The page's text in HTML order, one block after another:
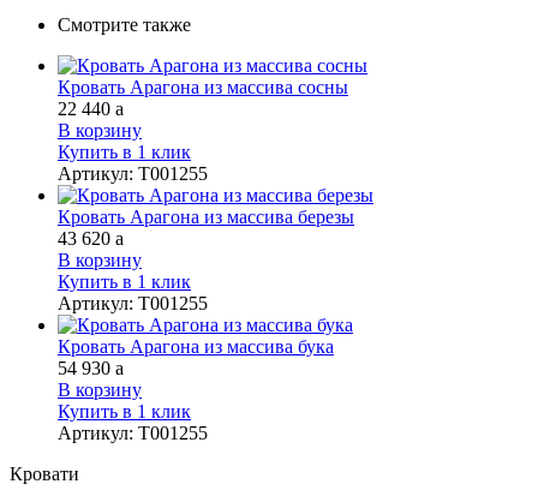
Смотрите также
Кровать Арагона из массива сосны
22 440 a
В корзину
Купить в 1 клик
Артикул: Т001255
Кровать Арагона из массива березы
43 620 a
В корзину
Купить в 1 клик
Артикул: Т001255
Кровать Арагона из массива бука
54 930 a
В корзину
Купить в 1 клик
Артикул: Т001255
Кровати